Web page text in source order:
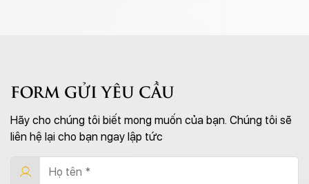
FORM GỬI YÊU CẦU
Hãy cho chúng tôi biết mong muốn của bạn. Chúng tôi sẽ
liên hệ lại cho bạn ngay lập tức